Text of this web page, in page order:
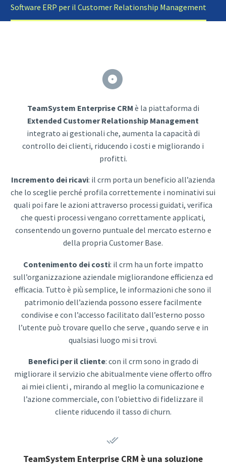
Software ERP per il Customer Relationship Management


TeamSystem Enterprise CRM è la piattaforma di
Extended Customer Relationship Management
integrato ai gestionali che, aumenta la capacità di
controllo dei clienti, riducendo i costi e migliorando i
profitti.
Incremento dei ricavi: il crm porta un beneficio all’azienda
che lo sceglie perché profila correttemente i nominativi sui
quali poi fare le azioni attraverso processi guidati, verifica
che questi processi vengano correttamente applicati,
consentendo un governo puntuale del mercato esterno e
della propria Customer Base.
Contenimento dei costi: il crm ha un forte impatto
sull’organizzazione aziendale migliorandone efficienza ed
efficacia. Tutto è più semplice, le informazioni che sono il
patrimonio dell’azienda possono essere facilmente
condivise e con l’accesso facilitato dall’esterno posso
l’utente può trovare quello che serve , quando serve e in
qualsiasi luogo mi si trovi.
Benefici per il cliente: con il crm sono in grado di
migliorare il servizio che abitualmente viene offerto offro
ai miei clienti , mirando al meglio la comunicazione e
l’azione commerciale, con l’obiettivo di fidelizzare il
cliente riducendo il tasso di churn.


TeamSystem Enterprise CRM è una soluzione